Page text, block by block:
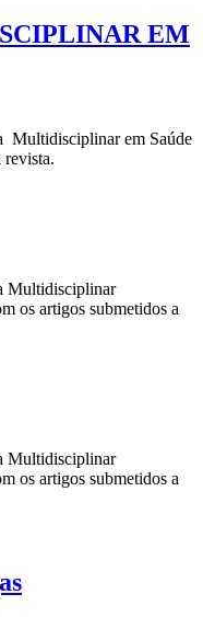
EM
Multidisciplinar em Saúde
revista.
Multidisciplinar
os artigos submetidos a
Multidisciplinar
os artigos submetidos a